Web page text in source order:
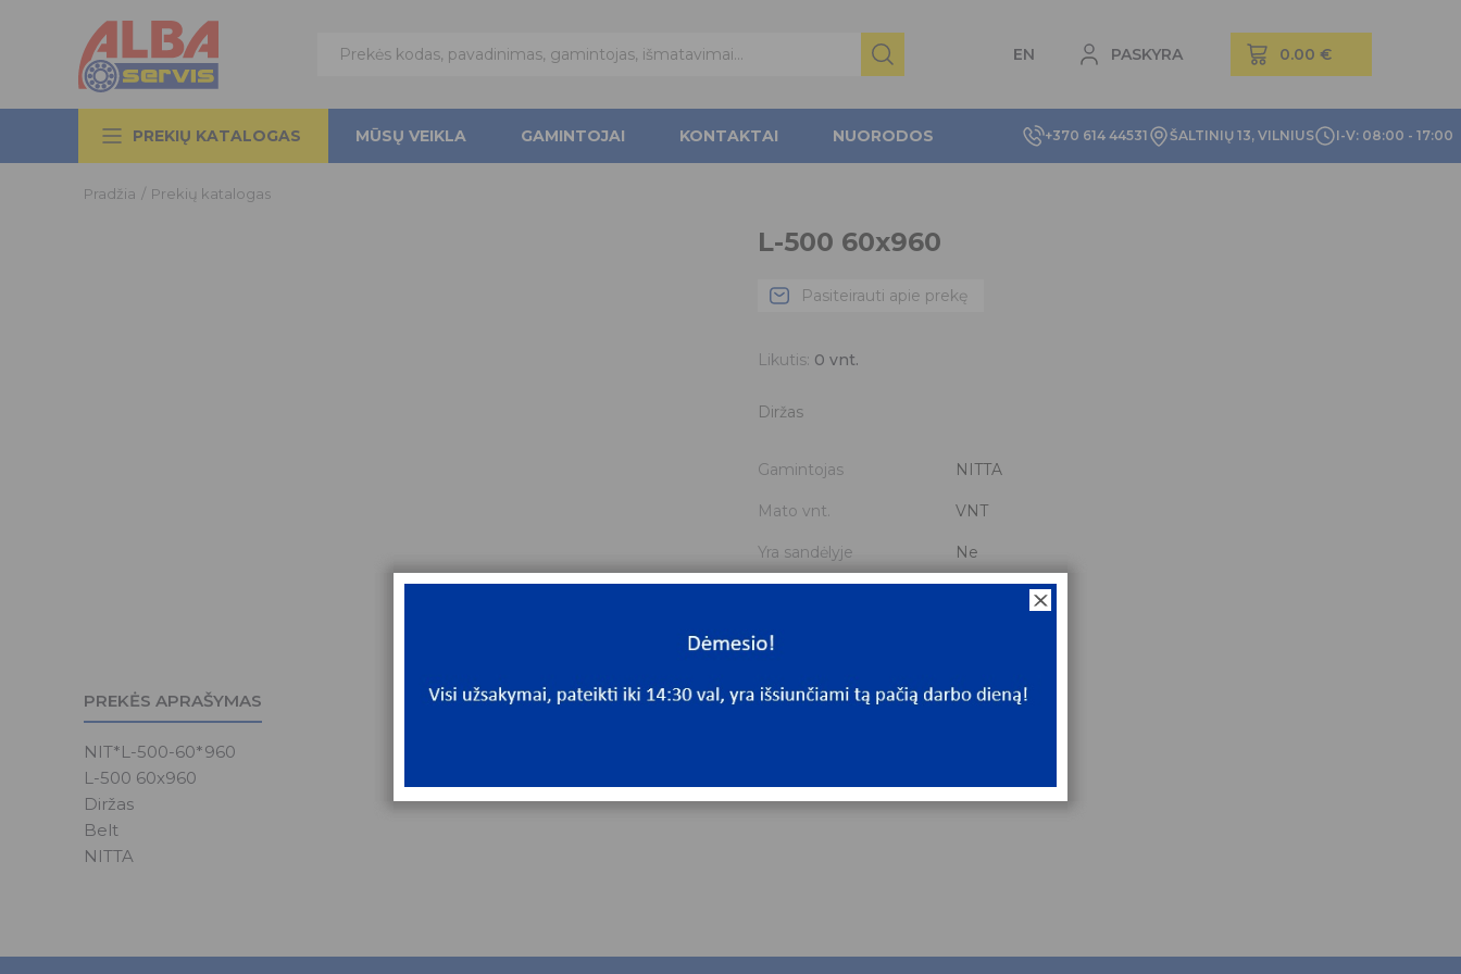
EN PASKYRA
+370 614 44531 ŠALTINIŲ 13, VILNIUS I-V: 08:00 - 17:00
PREKIŲ KATALOGAS MŪSŲ VEIKLA GAMINTOJAI KONTAKTAI NUORODOS
Pradžia / Prekių katalogas
L-500 60x960
Pasiteirauti apie prekę
Likutis: 0 vnt.
Diržas
Gamintojas NITTA
Mato vnt. VNT
Yra sandėlyje Ne
PREKĖS APRAŠYMAS
NIT*L-500-60*960
L-500 60x960
Diržas
Belt
NITTA